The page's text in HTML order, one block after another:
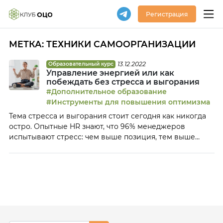
Регистрация
МЕТКА: ТЕХНИКИ САМООРГАНИЗАЦИИ
Образовательный курс 13.12.2022
Управление энергией или как
побеждать без стресса и выгорания
#Дополнительное образование
#Инструменты для повышения оптимизма
Тема стресса и выгорания стоит сегодня как никогда
остро. Опытные HR знают, что 96% менеджеров
испытывают стресс: чем выше позиция, тем выше
Управление работоспособностью и энергией команды